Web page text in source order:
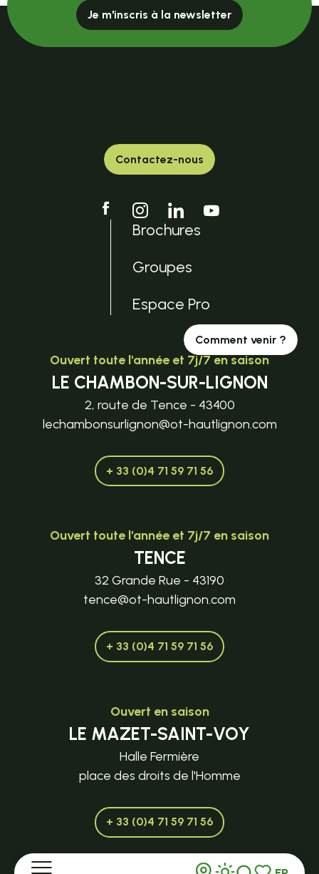
A.A.P.P.M.A. Tence Montfaucon
Les Amis du Vieux Tence
Association Cinéma Scoop
Je m'inscris à la newsletter
Contactez-nous
Brochures
Groupes
Espace Pro
Comment venir ?
Ouvert toute l'année et 7j/7 en saison
LE CHAMBON-SUR-LIGNON
2, route de Tence - 43400
lechambonsurlignon@ot-hautlignon.com
+ 33 (0)4 71 59 71 56
Ouvert toute l'année et 7j/7 en saison
TENCE
32 Grande Rue - 43190
tence@ot-hautlignon.com
+ 33 (0)4 71 59 71 56
Ouvert en saison
LE MAZET-SAINT-VOY
Halle Fermière
place des droits de l'Homme
+ 33 (0)4 71 59 71 56